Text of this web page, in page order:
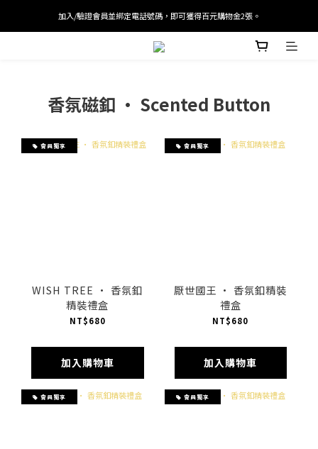
加入/驗證會員並綁定電話號碼，即可獲得百元購物金2張。
加入/驗證會員並綁定電話號碼，即可獲得百元購物金2張。
會員單筆滿 $2000 即免運，首筆訂單結帳可折抵迎新入會100元優惠劵。
香氛磁釦 · Scented Button
會員獨享
WISH TREE · 香氛釦
精裝禮盒
NT$680
加入購物車
會員獨享
厭世國王 · 香氛釦精裝
禮盒
NT$680
加入購物車
會員獨享 會員獨享